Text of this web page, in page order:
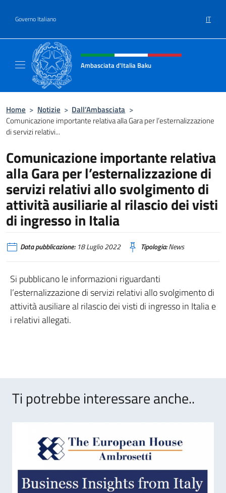
Governo Italiano IT
Intestazione sito, social e menù
Ambasciata d'Italia Baku
Home > Notizie > Dall’Ambasciata >
Comunicazione importante relativa alla Gara per l’esternalizzazione
di servizi relativi...
Comunicazione importante relativa
alla Gara per l’esternalizzazione di
servizi relativi allo svolgimento di
attività ausiliarie al rilascio dei visti
di ingresso in Italia
Data pubblicazione:18 Luglio 2022 Tipologia:News
Si pubblicano le informazioni riguardanti
l’esternalizzazione di servizi relativi allo svolgimento di
attività ausiliare al rilascio dei visti di ingresso in Italia e
i relativi allegati.
Ti potrebbe interessare anche..